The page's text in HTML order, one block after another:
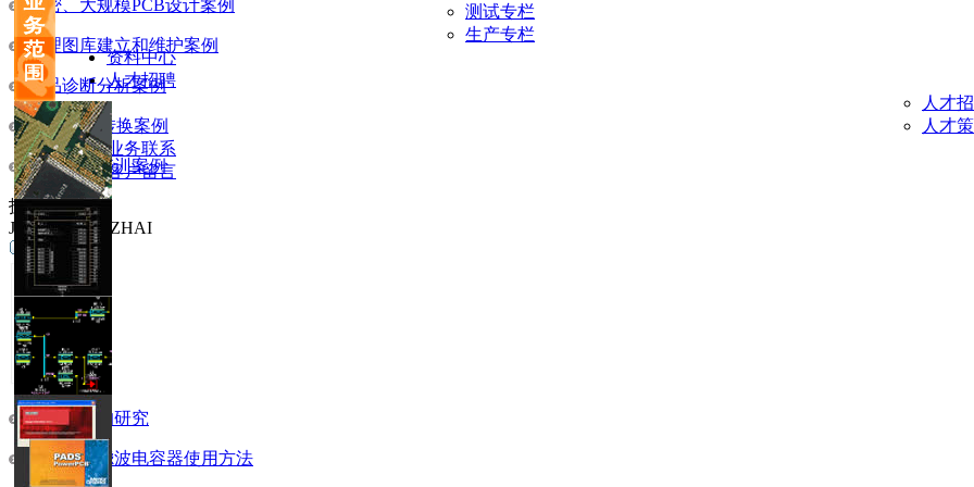
测试专栏
生产专栏
资料中心
人才招聘
人才
人才
业务联系
客户留言
高密、大规模PCB设计案例
原理图库建立和维护案例
产品诊断分析案例
EDA格式转换案例
高速设计培训案例
技术文摘
JI SHU WEN ZHAI
阻抗匹配的研究
电磁干扰滤波电容器使用方法